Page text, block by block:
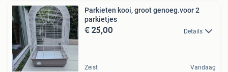
Parkieten kooi, groot genoeg.voor 2
parkietjes
€ 25,00 Details
Zeist Vandaag